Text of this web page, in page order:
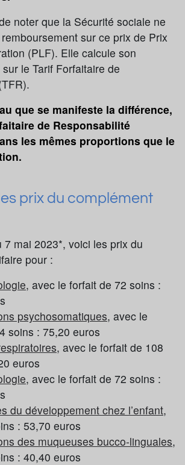
noter que la Sécurité sociale ne
sur ce prix de Prix
(PLF). Elle calcule son
le Tarif Forfaitaire de
que se manifeste la différence,
de Responsabilité
les mêmes proportions que le
prix du complément
7 mai 2023*, voici les prix du
pour :
, avec le forfait de 72 soins :
psychosomatiques, avec le
soins : 75,20 euros
, avec le forfait de 108
euros
, avec le forfait de 72 soins :
du développement chez l’enfant,
: 53,70 euros
des muqueuses bucco-linguales,
: 40,40 euros